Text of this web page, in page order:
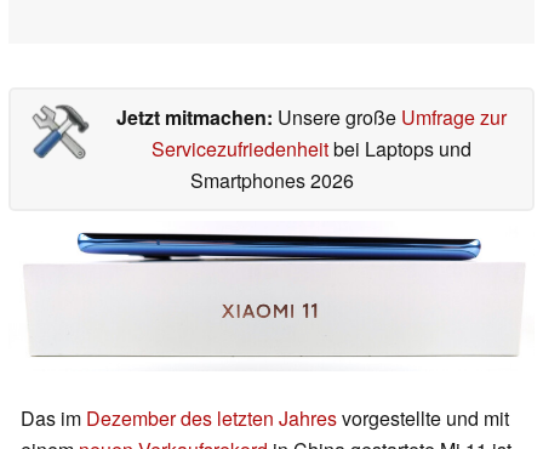
Jetzt mitmachen: Unsere große Umfrage zur
Servicezufriedenheitbei Laptops und
Smartphones 2026
Das im Dezember des letzten Jahresvorgestellte und mit